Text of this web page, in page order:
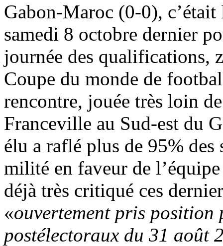
Gabon-Maroc (0-0), c’était
samedi 8 octobre dernier
journée des qualifications,
Coupe du monde de
rencontre, jouée très loin
Franceville au Sud-est du
élu a raflé plus de 95% des
milité en faveur de
déjà très critiqué ces
«ouvertement pris position
postélectoraux du 31 août